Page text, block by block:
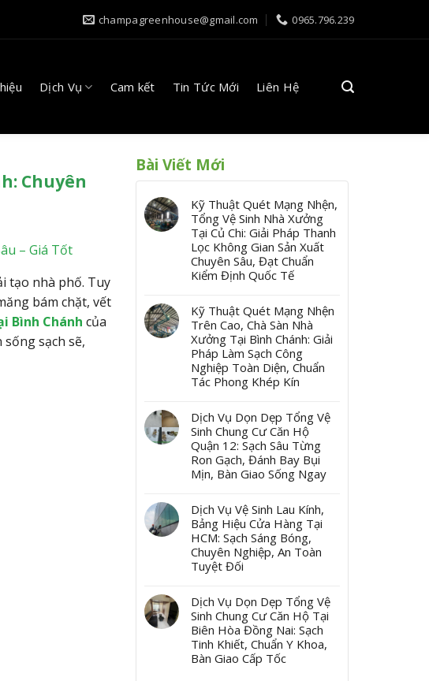
champagreenhouse@gmail.com 0965.796.239
Dịch Vụ Cam kết Tin Tức Mới Liên Hệ
Chuyên
– Giá Tốt
tạo nhà phố. Tuy
bám chặt, vết
Bình Chánh của
sạch sẽ,
Bài Viết Mới
Kỹ Thuật Quét Mạng Nhện,
Tổng Vệ Sinh Nhà Xưởng
Tại Củ Chi: Giải Pháp Thanh
Lọc Không Gian Sản Xuất
Chuyên Sâu, Đạt Chuẩn
Kiểm Định Quốc Tế
Kỹ Thuật Quét Mạng Nhện
Trên Cao, Chà Sàn Nhà
Xưởng Tại Bình Chánh: Giải
Pháp Làm Sạch Công
Nghiệp Toàn Diện, Chuẩn
Tác Phong Khép Kín
Dịch Vụ Dọn Dẹp Tổng Vệ
Sinh Chung Cư Căn Hộ
Quận 12: Sạch Sâu Từng
Ron Gạch, Đánh Bay Bụi
Mịn, Bàn Giao Sống Ngay
Dịch Vụ Vệ Sinh Lau Kính,
Bảng Hiệu Cửa Hàng Tại
HCM: Sạch Sáng Bóng,
Chuyên Nghiệp, An Toàn
Tuyệt Đối
Dịch Vụ Dọn Dẹp Tổng Vệ
Sinh Chung Cư Căn Hộ Tại
Biên Hòa Đồng Nai: Sạch
Tinh Khiết, Chuẩn Y Khoa,
Bàn Giao Cấp Tốc